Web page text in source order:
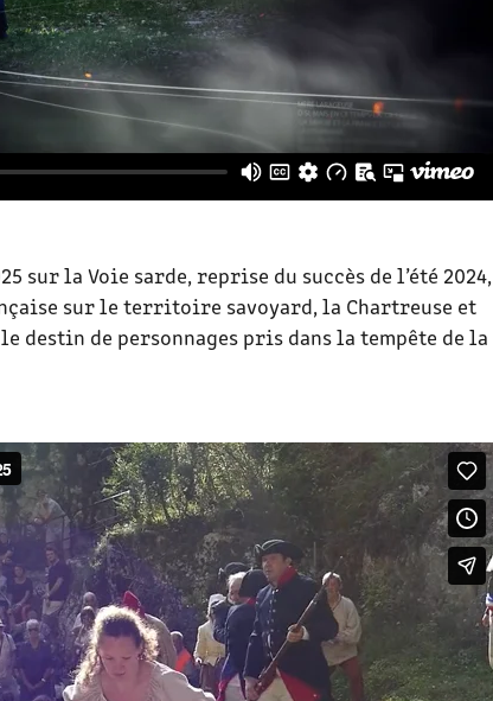
sur la Voie sarde, reprise du succès de l’été 2024,
sur le territoire savoyard, la Chartreuse et
destin de personnages pris dans la tempête de la